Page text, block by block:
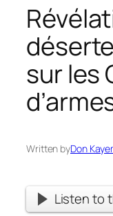
sur les
Written byDon
Listen to